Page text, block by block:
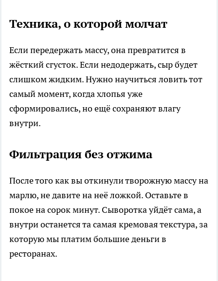
Техника, о которой молчат
Если передержать массу, она превратится в
жёсткий сгусток. Если недодержать, сыр будет
слишком жидким. Нужно научиться ловить тот
самый момент, когда хлопья уже
сформировались, но ещё сохраняют влагу
внутри.
Фильтрация без отжима
После того как вы откинули творожную массу на
марлю, не давите на неё ложкой. Оставьте в
покое на сорок минут. Сыворотка уйдёт сама, а
внутри останется та самая кремовая текстура, за
которую мы платим большие деньги в
ресторанах.